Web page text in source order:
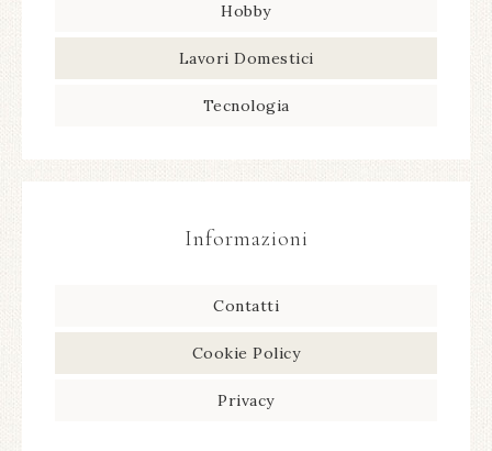
Hobby
Lavori Domestici
Tecnologia
Informazioni
Contatti
Cookie Policy
Privacy